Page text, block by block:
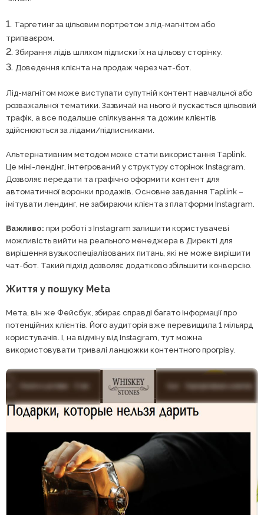
Таргетинг за цільовим портретом з лід-магнітом або
трипваєром.
Збирання лідів шляхом підписки їх на цільову сторінку.
Доведення клієнта на продаж через чат-бот.
Лід-магнітом може виступати супутній контент навчальної або
розважальної тематики. Зазвичай на нього й пускається цільовий
трафік, а все подальше спілкування та дожим клієнтів
здійснюються за лідами/підписниками.
Альтернативним методом може стати використання Taplink.
Це міні-лендінг, інтегрований у структуру сторінок Instagram.
Дозволяє передати та графічно оформити контент для
автоматичної воронки продажів. Основне завдання Taplink –
імітувати лендинг, не забираючи клієнта з платформи Instagram.
Важливо: при роботі з Instagram залишити користувачеві
можливість вийти на реального менеджера в Директі для
вирішення вузькоспеціалізованих питань, які не може вирішити
чат-бот. Такий підхід дозволяє додатково збільшити конверсію.
Життя у пошуку Meta
Мета, він же Фейсбук, збирає справді багато інформації про
потенційних клієнтів. Його аудиторія вже перевищила 1 мільярд
користувачів. І, на відміну від Instagram, тут можна
використовувати тривалі ланцюжки контентного прогріву.